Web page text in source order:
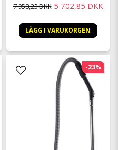
7 958,23 DKK 5 702,85 DKK
LÄGG I VARUKORGEN
-23%